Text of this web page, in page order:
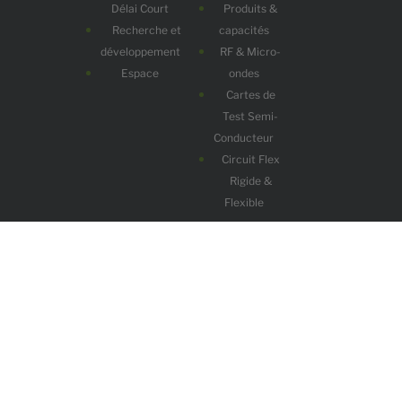
Délai Court
Recherche et
développement
Espace
Produits &
capacités
RF & Micro-
ondes
Cartes de
Test Semi-
Conducteur
Circuit Flex
Rigide &
Flexible